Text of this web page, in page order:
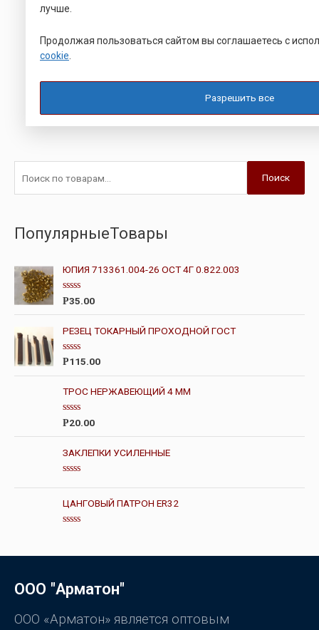
0
из
5
Р22.00
Подробнее
0
Р27.00
Поиск
ПопулярныеТовары
ЮПИЯ 713361.004-26 ОСТ 4Г 0.822.003
О
е
н
к
а
и
з
Р35.00
РЕЗЕЦ ТОКАРНЫЙ ПРОХОДНОЙ ГОСТ
О
е
н
к
а
и
з
Р115.00
ТРОС НЕРЖАВЕЮЩИЙ 4 ММ
О
е
н
к
а
и
5
Р20.00
ЗАКЛЕПКИ УСИЛЕННЫЕ
ц
е
н
к
з
ЦАНГОВЫЙ ПАТРОН ER32
0
и
5
ООО "Арматон"
ООО «Арматон» является оптовым
лучше.
Продолжая пользоваться сайтом вы соглашаетесь с
cookie
Разрешить все